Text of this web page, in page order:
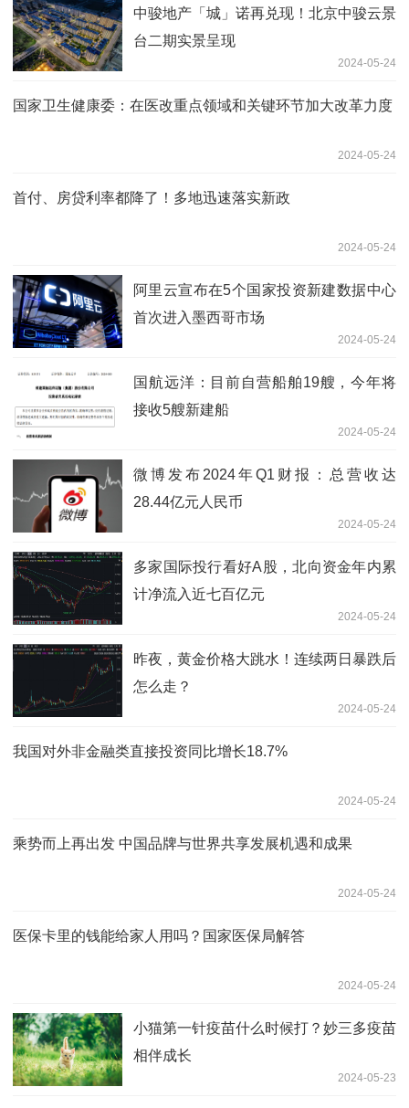
中骏地产「城」诺再兑现！北京中骏云景
台二期实景呈现
2024-05-24
国家卫生健康委：在医改重点领域和关键环节加大改革力度
2024-05-24
首付、房贷利率都降了！多地迅速落实新政
2024-05-24
阿里云宣布在5个国家投资新建数据中心
首次进入墨西哥市场
2024-05-24
国航远洋：目前自营船舶19艘，今年将
接收5艘新建船
2024-05-24
微博发布2024年Q1财报：总营收达
28.44亿元人民币
2024-05-24
多家国际投行看好A股，北向资金年内累
计净流入近七百亿元
2024-05-24
昨夜，黄金价格大跳水！连续两日暴跌后
怎么走？
2024-05-24
我国对外非金融类直接投资同比增长18.7%
2024-05-24
乘势而上再出发 中国品牌与世界共享发展机遇和成果
2024-05-24
医保卡里的钱能给家人用吗？国家医保局解答
2024-05-24
小猫第一针疫苗什么时候打？妙三多疫苗
相伴成长
2024-05-23